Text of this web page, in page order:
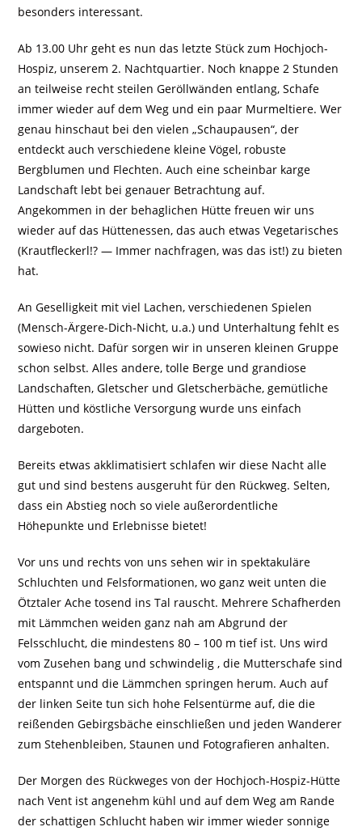
besonders interessant.
Ab 13.00 Uhr geht es nun das letzte Stück zum Hochjoch-
Hospiz, unserem 2. Nachtquartier. Noch knappe 2 Stunden
an teilweise recht steilen Geröllwänden entlang, Schafe
immer wieder auf dem Weg und ein paar Murmeltiere. Wer
genau hinschaut bei den vielen „Schaupausen“, der
entdeckt auch verschiedene kleine Vögel, robuste
Bergblumen und Flechten. Auch eine scheinbar karge
Landschaft lebt bei genauer Betrachtung auf.
Angekommen in der behaglichen Hütte freuen wir uns
wieder auf das Hüttenessen, das auch etwas Vegetarisches
(Krautfleckerl!? — Immer nachfragen, was das ist!) zu bieten
hat.
An Geselligkeit mit viel Lachen, verschiedenen Spielen
(Mensch-Ärgere-Dich-Nicht, u.a.) und Unterhaltung fehlt es
sowieso nicht. Dafür sorgen wir in unseren kleinen Gruppe
schon selbst. Alles andere, tolle Berge und grandiose
Landschaften, Gletscher und Gletscherbäche, gemütliche
Hütten und köstliche Versorgung wurde uns einfach
dargeboten.
Bereits etwas akklimatisiert schlafen wir diese Nacht alle
gut und sind bestens ausgeruht für den Rückweg. Selten,
dass ein Abstieg noch so viele außerordentliche
Höhepunkte und Erlebnisse bietet!
Vor uns und rechts von uns sehen wir in spektakuläre
Schluchten und Felsformationen, wo ganz weit unten die
Ötztaler Ache tosend ins Tal rauscht. Mehrere Schafherden
mit Lämmchen weiden ganz nah am Abgrund der
Felsschlucht, die mindestens 80 – 100 m tief ist. Uns wird
vom Zusehen bang und schwindelig , die Mutterschafe sind
entspannt und die Lämmchen springen herum. Auch auf
der linken Seite tun sich hohe Felsentürme auf, die die
reißenden Gebirgsbäche einschließen und jeden Wanderer
zum Stehenbleiben, Staunen und Fotografieren anhalten.
Der Morgen des Rückweges von der Hochjoch-Hospiz-Hütte
nach Vent ist angenehm kühl und auf dem Weg am Rande
der schattigen Schlucht haben wir immer wieder sonnige